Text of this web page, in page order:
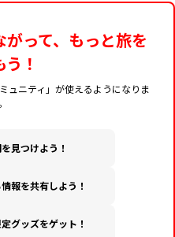
って、もっと旅を
！
ュニティ」が使えるようになりま
見つけよう！
報を共有しよう！
グッズをゲット！